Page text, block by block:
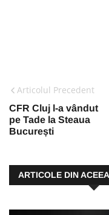
Articolul Precedent
CFR Cluj l-a vândut
pe Tade la Steaua
București
ARTICOLE DIN